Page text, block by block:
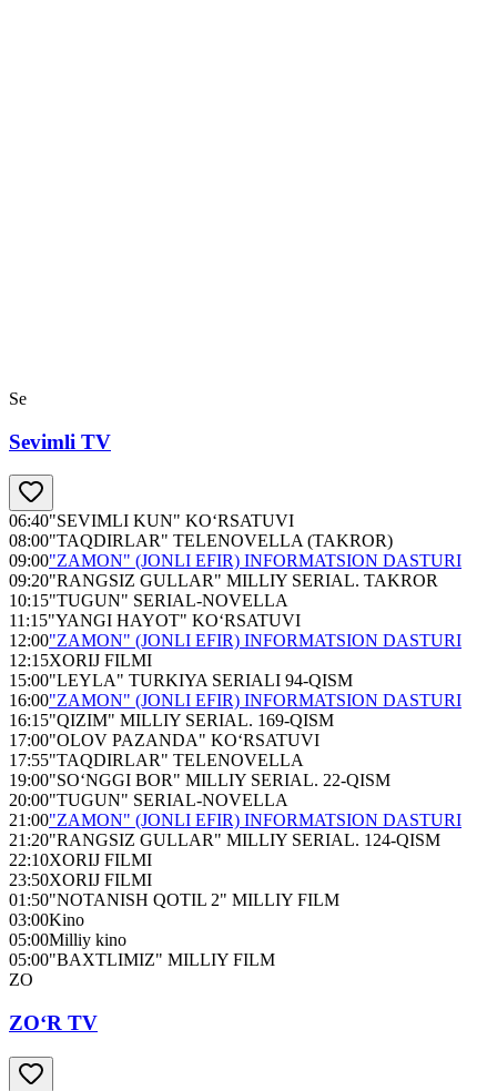
Se
Sevimli TV
06:40"SEVIMLI KUN" KO‘RSATUVI
08:00"TAQDIRLAR" TELENOVELLA (TAKROR)
09:00"ZAMON" (JONLI EFIR) INFORMATSION DASTURI
09:20"RANGSIZ GULLAR" MILLIY SERIAL. TAKROR
10:15"TUGUN" SERIAL-NOVELLA
11:15"YANGI HAYOT" KO‘RSATUVI
12:00"ZAMON" (JONLI EFIR) INFORMATSION DASTURI
12:15XORIJ FILMI
15:00"LEYLA" TURKIYA SERIALI 94-QISM
16:00"ZAMON" (JONLI EFIR) INFORMATSION DASTURI
16:15"QIZIM" MILLIY SERIAL. 169-QISM
17:00"OLOV PAZANDA" KO‘RSATUVI
17:55"TAQDIRLAR" TELENOVELLA
19:00"SO‘NGGI BOR" MILLIY SERIAL. 22-QISM
20:00"TUGUN" SERIAL-NOVELLA
21:00"ZAMON" (JONLI EFIR) INFORMATSION DASTURI
21:20"RANGSIZ GULLAR" MILLIY SERIAL. 124-QISM
22:10XORIJ FILMI
23:50XORIJ FILMI
01:50"NOTANISH QOTIL 2" MILLIY FILM
03:00Kino
05:00Milliy kino
05:00"BAXTLIMIZ" MILLIY FILM
ZO
ZO‘R TV